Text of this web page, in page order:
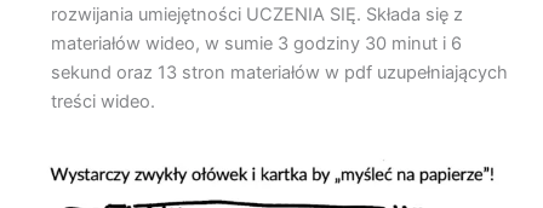
rozwijania umiejętności UCZENIA SIĘ. Składa się z
materiałów wideo, w sumie 3 godziny 30 minut i 6
sekund oraz 13 stron materiałów w pdf uzupełniających
treści wideo.